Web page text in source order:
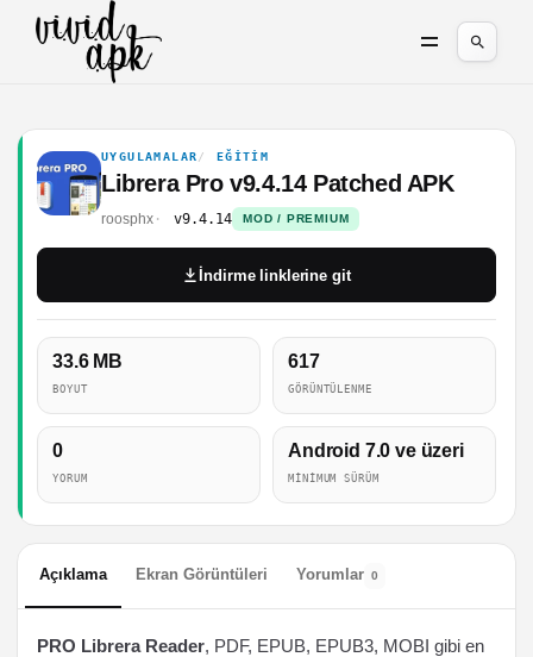
UYGULAMALAR EĞITIM
Librera Pro v9.4.14 Patched APK
roosphx v9.4.14 MOD / PREMIUM
33.6 MB
BOYUT
617
GÖRÜNTÜLENME
0
YORUM
Android 7.0 ve üzeri
MINIMUM SÜRÜM
İndirme linklerine git
Açıklama Ekran Görüntüleri Yorumlar 0
PRO Librera Reader, PDF, EPUB, EPUB3, MOBI gibi en